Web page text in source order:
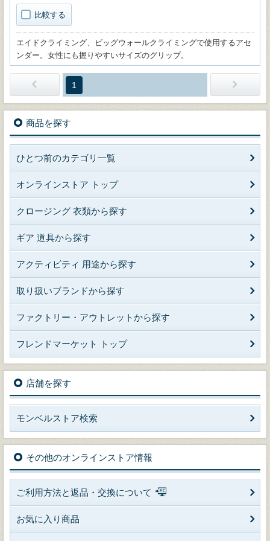
比較する
エイドクライミング、ビッグウォールクライミングで使用するアセ
ンダー。女性にも握りやすいサイズのグリップ。
1
商品を探す
ひとつ前のカテゴリ一覧
オンラインストア トップ
クロージング 衣類から探す
ギア 道具から探す
アクティビティ 用途から探す
取り扱いブランドから探す
ファクトリー・アウトレットから探す
フレンドマーケット トップ
店舗を探す
モンベルストア検索
その他のオンラインストア情報
ご利用方法と返品・交換について
お気に入り商品